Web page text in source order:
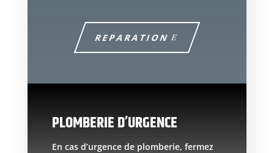
REPARATION
PLOMBERIE D’URGENCE
En cas d’urgence de plomberie, fermez